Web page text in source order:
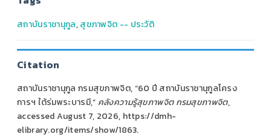
สถาบันราชานุกูล,สุขภาพจิต -- ประวัติ
Citation
สถาบันราชานุกูล กรมสุขภาพจิต, “60 ปี สถาบันราชานุกูลโครง
การฯ ใต้ร่มพระบารมี,” คลังความรู้สุขภาพจิต กรมสุขภาพจิต,
accessed August 7, 2026, https://dmh-
elibrary.org/items/show/1863.